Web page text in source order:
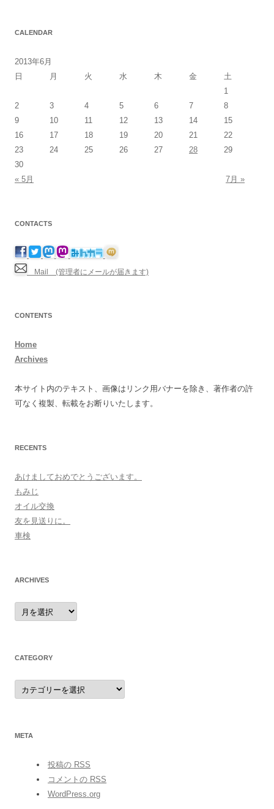
CALENDAR
2013年6月
日
月 火 水 木 金
土
1
2
3 4 5 6 7
8
9
10 11 12 13 14
15
16
17 18 19 20 21
22
23
24 25 26 27 28
29
30
« 5月
7月 »
CONTACTS
Mail (管理者にメールが届きます)
CONTENTS
Home
Archives
本サイト内のテキスト、画像はリンク用バナーを除き、著作者の許
可なく複製、転載をお断りいたします。
RECENTS
あけましておめでとうございます。
もみじ
オイル交換
友を見送りに。
車検
ARCHIVES
archives
CATEGORY
category
META
投稿の RSS
コメントの RSS
WordPress.org